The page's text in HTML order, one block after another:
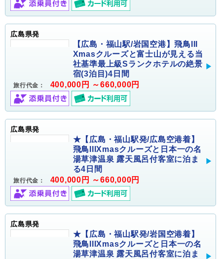
広島県発
【広島・福山駅/岩国空港】飛鳥III
Xmasクルーズと富士山が見える当
社基準最上級Sランクホテルの絶景
宿(3泊目)4日間
旅行代金： 400,000円 ～660,000円
広島県発
★【広島・福山駅発/広島空港着】
飛鳥IIIXmasクルーズと日本一の名
湯草津温泉 露天風呂付客室に泊ま
る4日間
旅行代金： 400,000円 ～660,000円
広島県発
★【広島・福山駅発/岩国空港着】
飛鳥IIIXmasクルーズと日本一の名
湯草津温泉 露天風呂付客室に泊ま